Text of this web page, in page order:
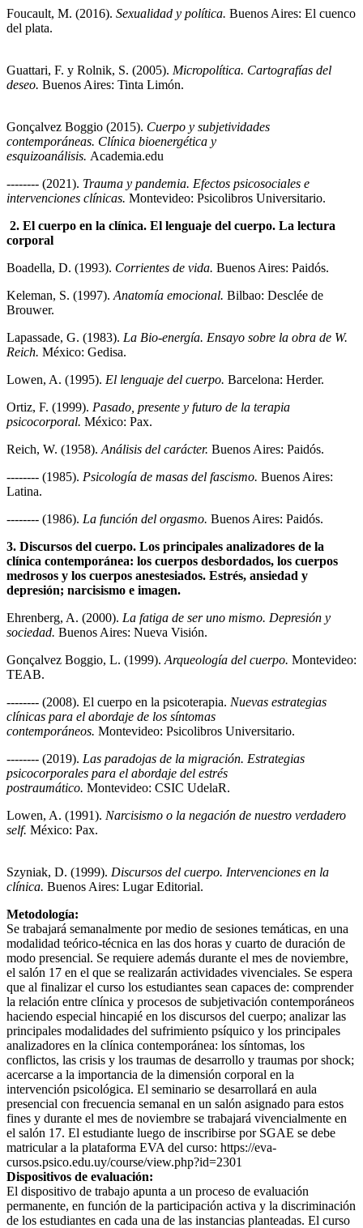
Foucault, M. (2016). Sexualidad y política. Buenos Aires: El cuenco
del plata.
Guattari, F. y Rolnik, S. (2005). Micropolítica. Cartografías del
deseo. Buenos Aires: Tinta Limón.
Gonçalvez Boggio (2015). Cuerpo y subjetividades
contemporáneas. Clínica bioenergética y
esquizoanálisis. Academia.edu
-------- (2021). Trauma y pandemia. Efectos psicosociales e
intervenciones clínicas. Montevideo: Psicolibros Universitario.
2. El cuerpo en la clínica. El lenguaje del cuerpo. La lectura
corporal
Boadella, D. (1993). Corrientes de vida. Buenos Aires: Paidós.
Keleman, S. (1997). Anatomía emocional. Bilbao: Desclée de
Brouwer.
Lapassade, G. (1983). La Bio-energía. Ensayo sobre la obra de W.
Reich. México: Gedisa.
Lowen, A. (1995). El lenguaje del cuerpo. Barcelona: Herder.
Ortiz, F. (1999). Pasado, presente y futuro de la terapia
psicocorporal. México: Pax.
Reich, W. (1958). Análisis del carácter. Buenos Aires: Paidós.
-------- (1985). Psicología de masas del fascismo. Buenos Aires:
Latina.
-------- (1986). La función del orgasmo. Buenos Aires: Paidós.
3. Discursos del cuerpo. Los principales analizadores de la
clínica contemporánea: los cuerpos desbordados, los cuerpos
medrosos y los cuerpos anestesiados. Estrés, ansiedad y
depresión; narcisismo e imagen.
Ehrenberg, A. (2000). La fatiga de ser uno mismo. Depresión y
sociedad. Buenos Aires: Nueva Visión.
Gonçalvez Boggio, L. (1999). Arqueología del cuerpo. Montevideo:
TEAB.
-------- (2008). El cuerpo en la psicoterapia. Nuevas estrategias
clínicas para el abordaje de los síntomas
contemporáneos. Montevideo: Psicolibros Universitario.
-------- (2019). Las paradojas de la migración. Estrategias
psicocorporales para el abordaje del estrés
postraumático. Montevideo: CSIC UdelaR.
Lowen, A. (1991). Narcisismo o la negación de nuestro verdadero
self. México: Pax.
Szyniak, D. (1999). Discursos del cuerpo. Intervenciones en la
clínica. Buenos Aires: Lugar Editorial.
Metodología:
Se trabajará semanalmente por medio de sesiones temáticas, en una
modalidad teórico-técnica en las dos horas y cuarto de duración de
modo presencial. Se requiere además durante el mes de noviembre,
el salón 17 en el que se realizarán actividades vivenciales. Se espera
que al finalizar el curso los estudiantes sean capaces de: comprender
la relación entre clínica y procesos de subjetivación contemporáneos
haciendo especial hincapié en los discursos del cuerpo; analizar las
principales modalidades del sufrimiento psíquico y los principales
analizadores en la clínica contemporánea: los síntomas, los
conflictos, las crisis y los traumas de desarrollo y traumas por shock;
acercarse a la importancia de la dimensión corporal en la
intervención psicológica. El seminario se desarrollará en aula
presencial con frecuencia semanal en un salón asignado para estos
fines y durante el mes de noviembre se trabajará vivencialmente en
el salón 17. El estudiante luego de inscribirse por SGAE se debe
matricular a la plataforma EVA del curso: https://eva-
cursos.psico.edu.uy/course/view.php?id=2301
Dispositivos de evaluación:
El dispositivo de trabajo apunta a un proceso de evaluación
permanente, en función de la participación activa y la discriminación
de los estudiantes en cada una de las instancias planteadas. El curso